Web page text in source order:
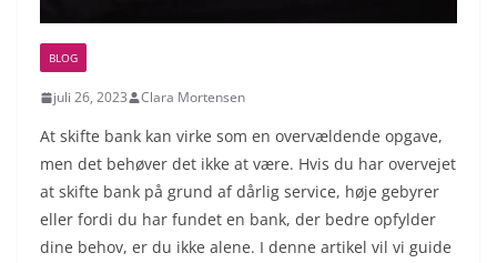
BLOG
juli 26, 2023 Clara Mortensen
At skifte bank kan virke som en overvældende opgave,
men det behøver det ikke at være. Hvis du har overvejet
at skifte bank på grund af dårlig service, høje gebyrer
eller fordi du har fundet en bank, der bedre opfylder
dine behov, er du ikke alene. I denne artikel vil vi guide